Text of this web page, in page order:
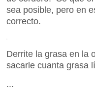
sea posible, pero en
correcto.
Derrite la grasa en la
sacarle cuanta grasa
...